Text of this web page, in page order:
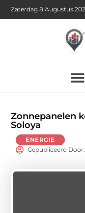
Zaterdag 8 Augustus
Zonnepanelen
Soloya
ENERGIE
Gepubliceerd